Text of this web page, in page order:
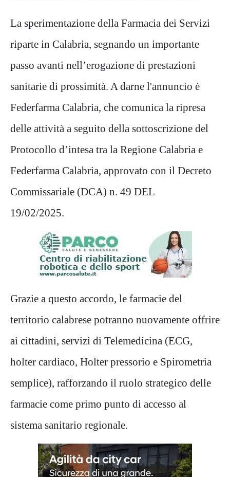
La sperimentazione della Farmacia dei Servizi
riparte in Calabria, segnando un importante
passo avanti nell’erogazione di prestazioni
sanitarie di prossimità. A darne l'annuncio è
Federfarma Calabria, che comunica la ripresa
delle attività a seguito della sottoscrizione del
Protocollo d’intesa tra la Regione Calabria e
Federfarma Calabria, approvato con il Decreto
Commissariale (DCA) n. 49 DEL
19/02/2025.
Grazie a questo accordo, le farmacie del
territorio calabrese potranno nuovamente offrire
ai cittadini, servizi di Telemedicina (ECG,
holter cardiaco, Holter pressorio e Spirometria
semplice), rafforzando il ruolo strategico delle
farmacie come primo punto di accesso al
sistema sanitario regionale.